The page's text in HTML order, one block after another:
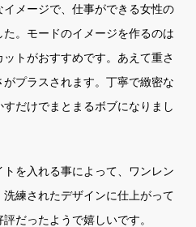
メージで、仕事ができる女性の
。モードのイメージを作るのは
トがおすすめです。あえて重さ
プラスされます。丁寧で緻密な
だけでまとまるボブになりまし
を入れる事によって、ワンレン
練されたデザインに仕上がって
だったようで嬉しいです。